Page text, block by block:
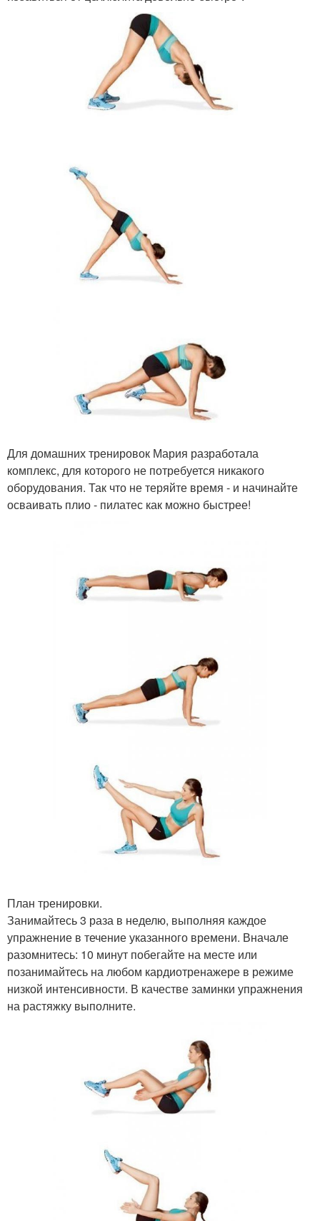
Для домашних тренировок Мария разработала
комплекс, для которого не потребуется никакого
оборудования. Так что не теряйте время - и начинайте
осваивать плио - пилатес как можно быстрее!
План тренировки.
Занимайтесь 3 раза в неделю, выполняя каждое
упражнение в течение указанного времени. Вначале
разомнитесь: 10 минут побегайте на месте или
позанимайтесь на любом кардиотренажере в режиме
низкой интенсивности. В качестве заминки упражнения
на растяжку выполните.